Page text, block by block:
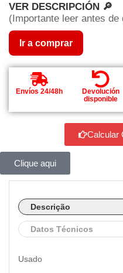
VER DESCRIPCIÓN 🔎
(Importante leer antes de
Ir a comprar
Envíos 24/48h
Devolución
disponible
Calcular
Clique aqui
Descrição
Datos Técnicos
Usado